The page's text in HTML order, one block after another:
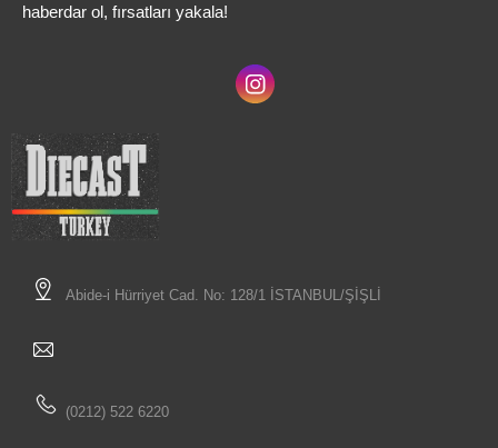
haberdar ol, fırsatları yakala!
Abide-i Hürriyet Cad. No: 128/1 İSTANBUL/ŞİŞLİ
(0212) 522 6220